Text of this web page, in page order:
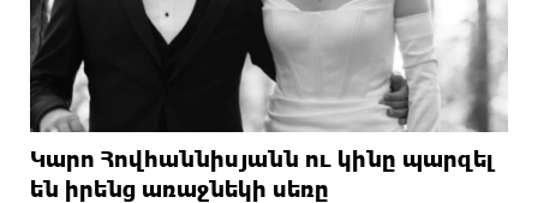
Կարո Հովհաննիսյանն ու կինը պարզել
են իրենց առաջնեկի սեռը